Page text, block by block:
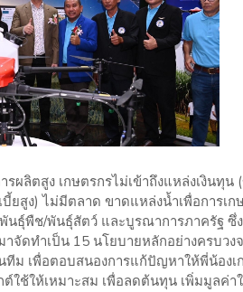
ตสูง เกษตรกรไม่เข้าถึงแหล่งเงินทุน
สูง) ไม่มีตลาด ขาดแหล่งน้ำเพื่อการเ
ธุ์พืช/พันธุ์สัตว์ และบูรณาการภาครัฐ ซึ่ง
จัดทำเป็น 15 นโยบายหลักอย่างครบวง
ทีม เพื่อตอบสนองการแก้ปัญหาให้พี่น้อง
ใช้ให้เหมาะสม เพื่อลดต้นทุน เพิ่มมูลค่า